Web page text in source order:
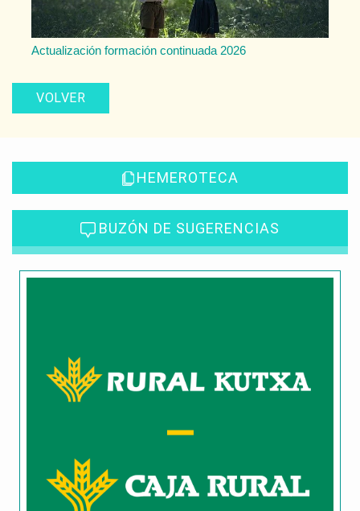
Actualización formación continuada 2026
VOLVER
HEMEROTECA
BUZÓN DE SUGERENCIAS